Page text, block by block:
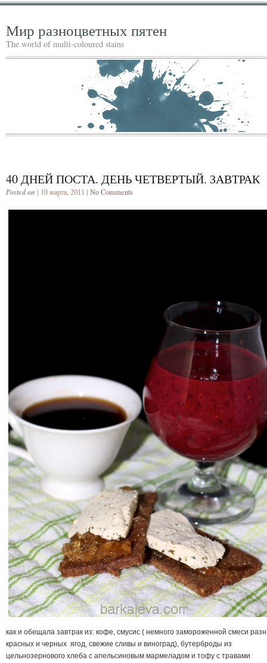
Мир разноцветных пятен
The world of multi-coloured stains
40 ДНЕЙ ПОСТА. ДЕНЬ ЧЕТВЕРТЫЙ. ЗАВТРАК
Posted on | 10 марта, 2011 | No Comments
как и обещала завтрак из: кофе, смусис ( немного замороженной смеси
красных и черных ягод, свежие сливы и виноград), бутерброды из
цельнозернового хлеба с апельсиновым мармеладом и тофу с травами